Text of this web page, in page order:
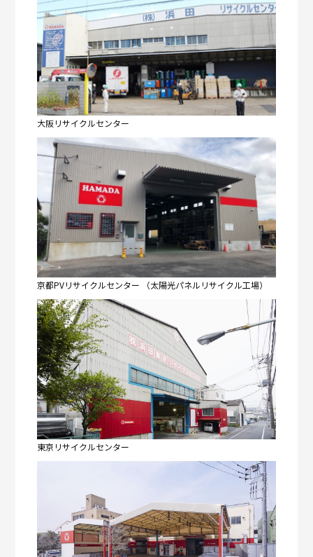
大阪リサイクルセンター
京都PVリサイクルセンター （太陽光パネルリサイクル工場）
東京リサイクルセンター